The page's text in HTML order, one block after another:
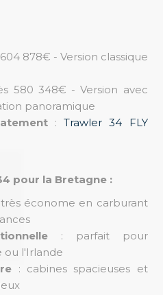
878€ - Version classique
580 348€ - Version avec
panoramique
:Trawler 34 FLY
pour la Bretagne :
économe en carburant
: parfait pour
ou l'Irlande
: cabines spacieuses et